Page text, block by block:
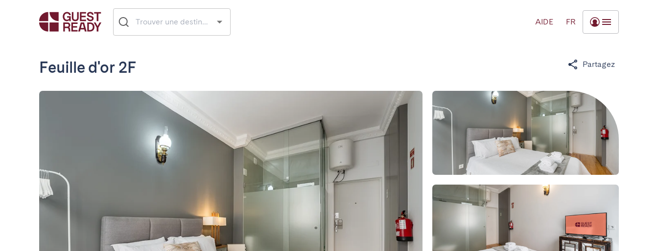
AIDE FR
Feuille d'or 2F Partagez